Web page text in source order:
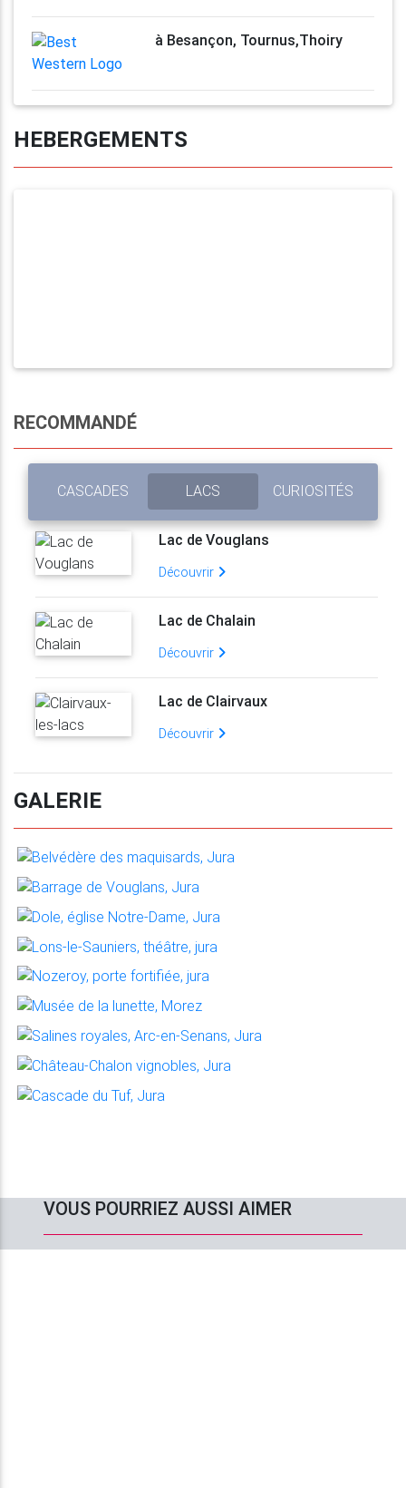
à Besançon, Tournus,Thoiry
HEBERGEMENTS
RECOMMANDÉ
CASCADES LACS CURIOSITÉS
Lac de Vouglans
Découvrir
Lac de Chalain
Découvrir
Lac de Clairvaux
Découvrir
GALERIE
VOUS POURRIEZ AUSSI AIMER